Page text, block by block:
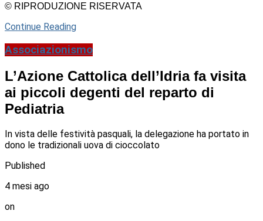
© RIPRODUZIONE RISERVATA
Continue Reading
Associazionismo
L’Azione Cattolica dell’Idria fa visita
ai piccoli degenti del reparto di
Pediatria
In vista delle festività pasquali, la delegazione ha portato in
dono le tradizionali uova di cioccolato
Published
4 mesi ago
on